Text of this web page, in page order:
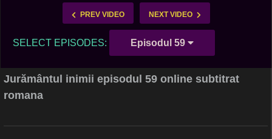
PREV VIDEO NEXT VIDEO
SELECT EPISODES: Episodul 59
Jurământul inimii episodul 59 online subtitrat
romana